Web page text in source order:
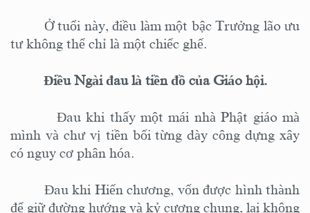
Ở tuổi này, điều làm một bậc Trưởng lão ưu
tư không thể chỉ là một chiếc ghế.
Điều Ngài đau là tiền đồ của Giáo hội.
Đau khi thấy một mái nhà Phật giáo mà
mình và chư vị tiền bối từng dày công dựng xây
có nguy cơ phân hóa.
Đau khi Hiến chương, vốn được hình thành
để giữ đường hướng và kỷ cương chung, lại không